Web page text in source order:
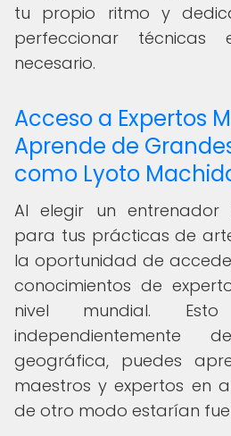
tu propio ritmo y
perfeccionar técnicas
necesario.
Acceso a Expertos
Aprende de
como Lyoto
Al elegir un entrenador
para tus prácticas de
la oportunidad de
conocimientos de
nivel mundial.
independientemente
geográfica, puedes
maestros y expertos en
de otro modo estarían